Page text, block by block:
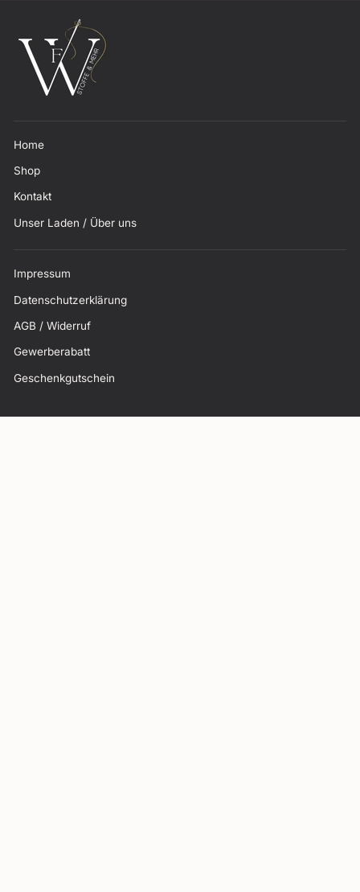
Home
Shop
Kontakt
Unser Laden / Über uns
Impressum
Datenschutzerklärung
AGB / Widerruf
Gewerberabatt
Geschenkgutschein